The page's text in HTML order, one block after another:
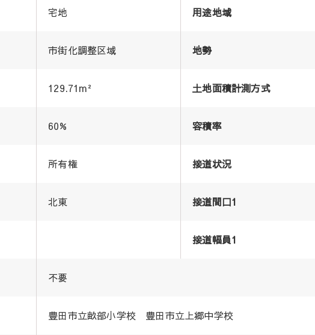
宅地 用途地域
市街化調整区域 地勢
129.71m² 土地面積計測方式
60% 容積率
所有権 接道状況
北東 接道間口1
接道幅員1
不要
豊田市立畝部小学校 豊田市立上郷中学校